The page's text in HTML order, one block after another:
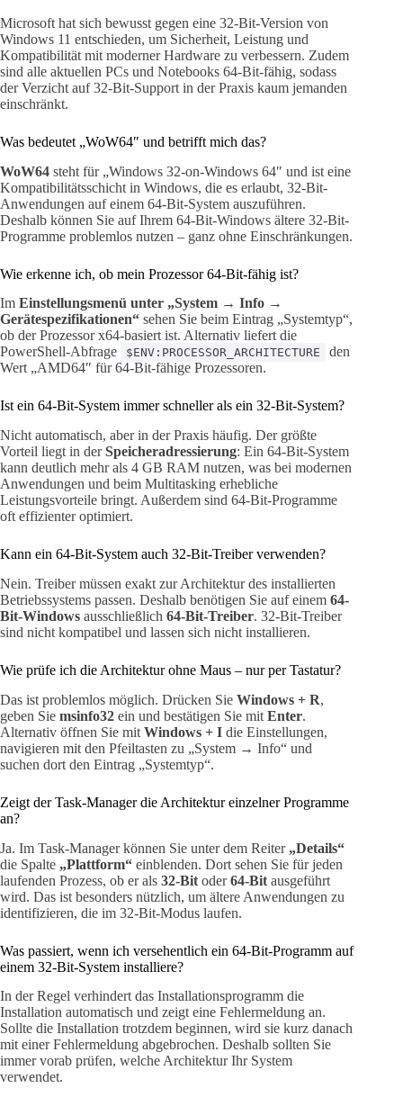
Microsoft hat sich bewusst gegen eine 32-Bit-Version von
Windows 11 entschieden, um Sicherheit, Leistung und
Kompatibilität mit moderner Hardware zu verbessern. Zudem
sind alle aktuellen PCs und Notebooks 64-Bit-fähig, sodass
der Verzicht auf 32-Bit-Support in der Praxis kaum jemanden
einschränkt.
Was bedeutet „WoW64″ und betrifft mich das?
WoW64 steht für „Windows 32-on-Windows 64″ und ist eine
Kompatibilitätsschicht in Windows, die es erlaubt, 32-Bit-
Anwendungen auf einem 64-Bit-System auszuführen.
Deshalb können Sie auf Ihrem 64-Bit-Windows ältere 32-Bit-
Programme problemlos nutzen – ganz ohne Einschränkungen.
Wie erkenne ich, ob mein Prozessor 64-Bit-fähig ist?
Im Einstellungsmenü unter „System → Info →
Gerätespezifikationen“ sehen Sie beim Eintrag „Systemtyp“,
ob der Prozessor x64-basiert ist. Alternativ liefert die
PowerShell-Abfrage
$ENV:PROCESSOR_ARCHITECTURE
den
Wert „AMD64″ für 64-Bit-fähige Prozessoren.
Ist ein 64-Bit-System immer schneller als ein 32-Bit-System?
Nicht automatisch, aber in der Praxis häufig. Der größte
Vorteil liegt in derSpeicheradressierung: Ein 64-Bit-System
kann deutlich mehr als 4 GB RAM nutzen, was bei modernen
Anwendungen und beim Multitasking erhebliche
Leistungsvorteile bringt. Außerdem sind 64-Bit-Programme
oft effizienter optimiert.
Kann ein 64-Bit-System auch 32-Bit-Treiber verwenden?
Nein. Treiber müssen exakt zur Architektur des installierten
Betriebssystems passen. Deshalb benötigen Sie auf einem 64-
Bit-Windows ausschließlich 64-Bit-Treiber. 32-Bit-Treiber
sind nicht kompatibel und lassen sich nicht installieren.
Wie prüfe ich die Architektur ohne Maus – nur per Tastatur?
Das ist problemlos möglich. Drücken Sie Windows + R,
geben Sie msinfo32 ein und bestätigen Sie mit Enter.
Alternativ öffnen Sie mit Windows + I die Einstellungen,
navigieren mit den Pfeiltasten zu „System → Info“ und
suchen dort den Eintrag „Systemtyp“.
Zeigt der Task-Manager die Architektur einzelner Programme
an?
Ja. Im Task-Manager können Sie unter dem Reiter „Details“
die Spalte „Plattform“ einblenden. Dort sehen Sie für jeden
laufenden Prozess, ob er als 32-Bit oder64-Bit ausgeführt
wird. Das ist besonders nützlich, um ältere Anwendungen zu
identifizieren, die im 32-Bit-Modus laufen.
Was passiert, wenn ich versehentlich ein 64-Bit-Programm auf
einem 32-Bit-System installiere?
In der Regel verhindert das Installationsprogramm die
Installation automatisch und zeigt eine Fehlermeldung an.
Sollte die Installation trotzdem beginnen, wird sie kurz danach
mit einer Fehlermeldung abgebrochen. Deshalb sollten Sie
immer vorab prüfen, welche Architektur Ihr System
verwendet.